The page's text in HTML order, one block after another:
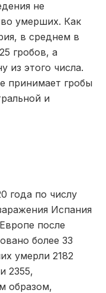
не
умерших. Как
в среднем в
гробов, а
из этого числа.
принимает гробы
и
года по числу
Испания
после
более 33
умерли 2182
2355,
образом,